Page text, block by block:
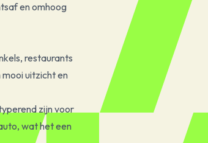
en omhoog
restaurants
uitzicht en
zijn voor
wat het een